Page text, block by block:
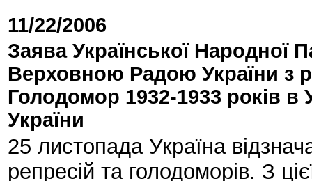
11/22/2006
Заява Української Народної
Верховною Радою України з
Голодомор 1932-1933 років в
України
25 листопада Україна
репресій та голодоморів. З